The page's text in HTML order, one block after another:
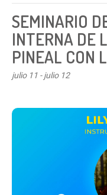
SEMINARIO
INTERNA DE
PINEAL CON
julio 11 -julio 12